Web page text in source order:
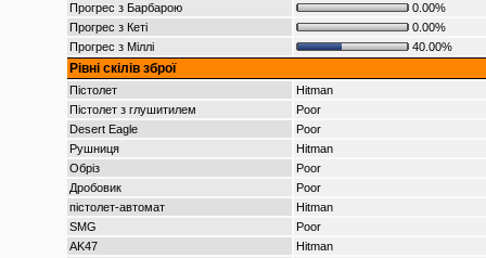
Прогрес з Барбарою
0.00%
Прогрес з Кеті
0.00%
Прогрес з Міллі
40.00%
Рівні скілів зброї
Пістолет
Hitman
Пістолет з глушитилем
Poor
Desert Eagle
Poor
Рушниця
Hitman
Обріз
Poor
Дробовик
Poor
пістолет-автомат
Hitman
SMG
Poor
AK47
Hitman